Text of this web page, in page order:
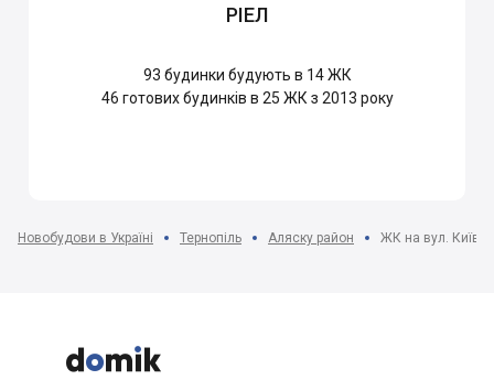
РІЕЛ
93 будинки будують в 14 ЖК
46 готових будинків в 25 ЖК з 2013 року
Новобудови в Україні Тернопіль Аляску район ЖК на вул.


